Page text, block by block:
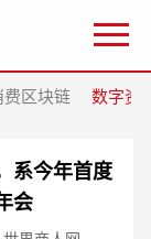
费区块链 数字资
系今年首度
会